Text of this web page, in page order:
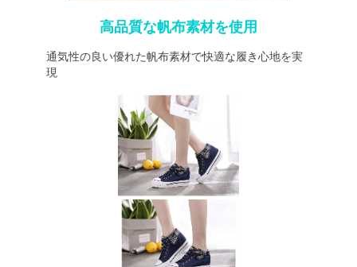
高品質な帆布素材を使用
通気性の良い優れた帆布素材で快適な履き心地を実
現